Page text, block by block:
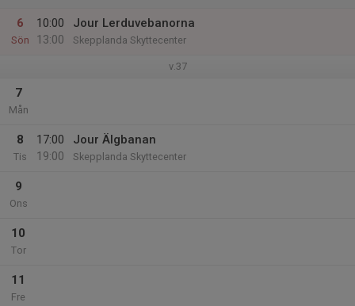
6
Sön
10:00
13:00
Jour Lerduvebanorna
Skepplanda Skyttecenter
v.37
7
Mån
8
Tis
17:00
19:00
Jour Älgbanan
Skepplanda Skyttecenter
9
Ons
10
Tor
11
Fre